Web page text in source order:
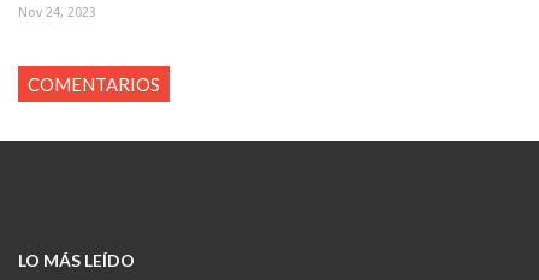
Nov 24, 2023
COMENTARIOS
LO MÁS LEÍDO